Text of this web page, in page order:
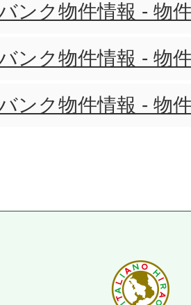
ンク物件情報 - 物
ンク物件情報 - 物
ンク物件情報 - 物